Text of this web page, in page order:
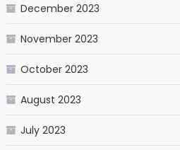
December 2023
November 2023
October 2023
August 2023
July 2023